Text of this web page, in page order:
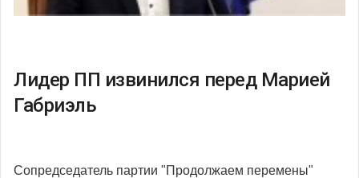
Лидер ПП извинился перед Марией
Габриэль
Сопредседатель партии "Продолжаем перемены"